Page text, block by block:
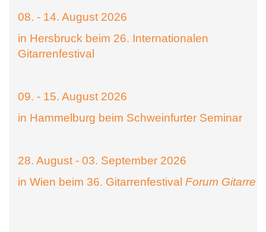
08. - 14. August 2026
in Hersbruck beim 26. Internationalen
Gitarrenfestival
09. - 15. August 2026
in Hammelburg beim Schweinfurter Seminar
28. August - 03. September 2026
in Wien beim 36. Gitarrenfestival Forum Gitarre